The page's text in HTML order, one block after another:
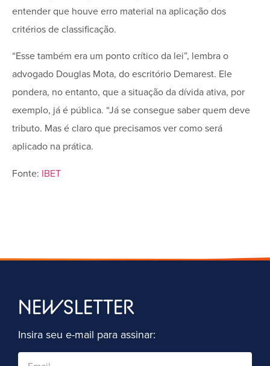
entender que houve erro material na aplicação dos
critérios de classificação.
“Esse também era um ponto crítico da lei”, lembra o
advogado Douglas Mota, do escritório Demarest. Ele
pondera, no entanto, que a situação da dívida ativa, por
exemplo, já é pública. “Já se consegue saber quem deve
tributo. Mas é claro que precisamos ver como será
aplicado na prática.
Fonte: IBET
NEWSLETTER
Insira seu e-mail para assinar: